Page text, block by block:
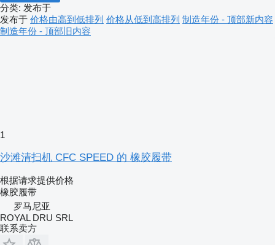
分类: 发布于
发布于 价格由高到低排列 价格从低到高排列 制造年份 - 顶部新内容
制造年份 - 顶部旧内容
1
沙滩清扫机 CFC SPEED 的 橡胶履带
根据请求提供价格
橡胶履带
罗马尼亚
ROYAL DRU SRL
联系卖方